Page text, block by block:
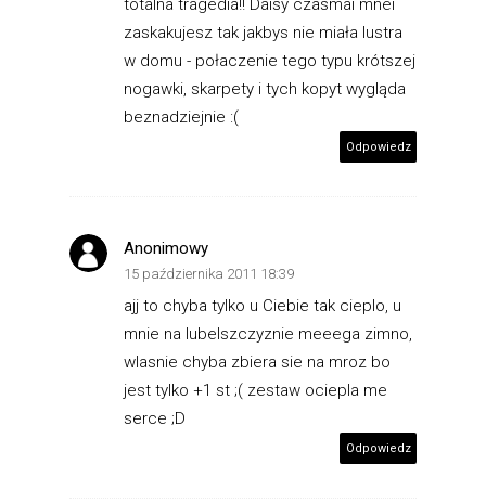
totalna tragedia!! Daisy czasmai mnei
zaskakujesz tak jakbys nie miała lustra
w domu - połaczenie tego typu krótszej
nogawki, skarpety i tych kopyt wygląda
beznadziejnie :(
Odpowiedz
Anonimowy
15 października 2011 18:39
ajj to chyba tylko u Ciebie tak cieplo, u
mnie na lubelszczyznie meeega zimno,
wlasnie chyba zbiera sie na mroz bo
jest tylko +1 st ;( zestaw ociepla me
serce ;D
Odpowiedz